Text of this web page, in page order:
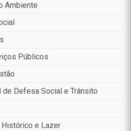
Ambiente
Públicos
Defesa Social e Trânsito
e Lazer